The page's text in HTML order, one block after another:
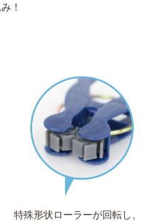
！
特殊形状ローラーが回転し、